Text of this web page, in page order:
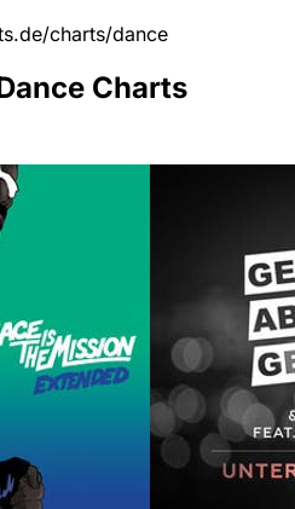
charts/dance
Charts